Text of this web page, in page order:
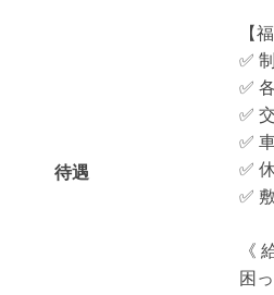
待遇
【
✅
✅
✅
✅
✅
✅
《
困